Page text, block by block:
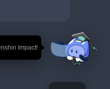
Impact!